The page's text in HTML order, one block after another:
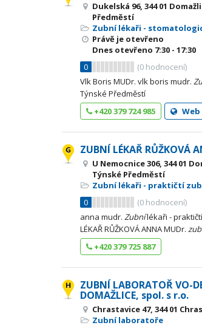
Dukelská 96, 344 01
Předměstí
Zubní lékaři -
Právě je otevřeno
Dnes otevřeno 7:30 - 17:30
0
(0 hodnocení)
Vlk Boris MUDr. vlk boris mudr.
Týnské Předměstí
+420 379 724 985
Web
ZUBNÍ LÉKAŘ RŮŽKOVÁ
U Nemocnice 306, 344 01
Týnské Předměstí
Zubní lékaři - praktičtí
0
(0 hodnocení)
anna mudr. Zubnílékaři - praktičtí
LÉKAŘ RŮŽKOVÁ ANNA MUDr.
+420 379 725 887
ZUBNÍ LABORATOŘ VO-
DOMAŽLICE, spol. s r.o.
Chrastavice 47, 344 01
Zubní laboratoře